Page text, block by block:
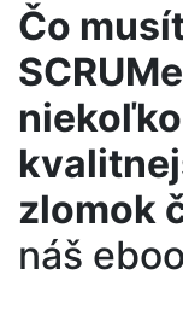
Čo
zlomok
náš